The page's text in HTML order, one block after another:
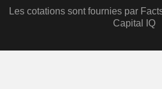
Les cotations sont fournies par
Capital IQ